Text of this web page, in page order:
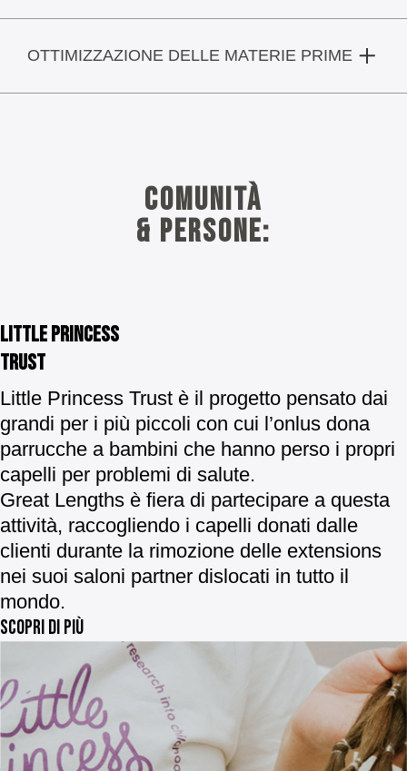
OTTIMIZZAZIONE DELLE MATERIE PRIME
Comunità
& persone:
Little princess
trust
Little Princess Trust è il progetto pensato dai
grandi per i più piccoli con cui l’onlus dona
parrucche a bambini che hanno perso i propri
capelli per problemi di salute.
Great Lengths è fiera di partecipare a questa
attività, raccogliendo i capelli donati dalle
clienti durante la rimozione delle extensions
nei suoi saloni partner dislocati in tutto il
mondo.
SCOPRI DI PIÙ